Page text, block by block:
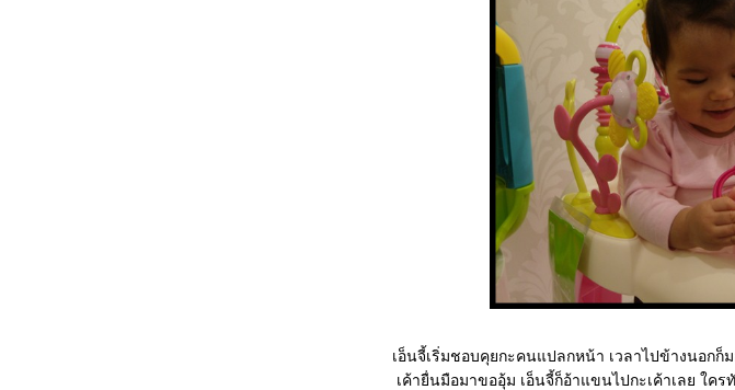
เอ็นจี้เริ่มชอบคุยกะคนแปลกหน้า เวลาไปข้างนอก
เค้ายื่นมือมาขออุ้ม เอ็นจี้ก็อ้าแขนไปกะเค้าเลย ใค